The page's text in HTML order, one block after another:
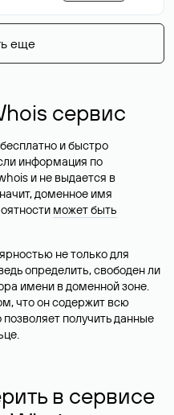
еще
сервис
и быстро
информация по
и не выдается в
доменное имя
может быть
не только для
определить, свободен ли
имени в доменной зоне.
что он содержит всю
получить данные
в сервисе